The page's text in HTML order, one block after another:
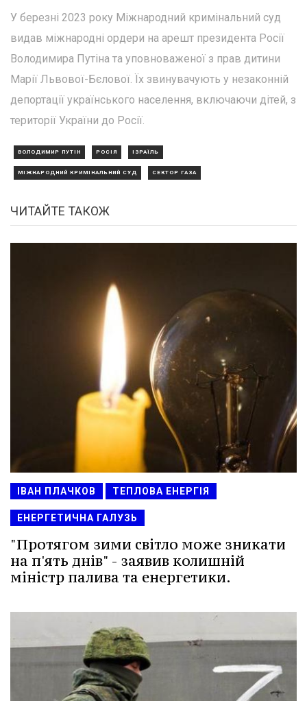
У березні 2023 року Міжнародний кримінальний суд
видав міжнародні ордери на арешт президента Росії
Володимира Путіна та уповноваженої з прав дитини
Марії Львової-Бєлової. Їх звинувачують у незаконній
депортації українського населення, включаючи дітей, з
території України до Росії.
ВОЛОДИМИР ПУТІН РОСІЯ ІЗРАЇЛЬ
МІЖНАРОДНИЙ КРИМІНАЛЬНИЙ СУД СЕКТОР ГАЗА
ЧИТАЙТЕ ТАКОЖ
ІВАН ПЛАЧКОВ ТЕПЛОВА ЕНЕРГІЯ
ЕНЕРГЕТИЧНА ГАЛУЗЬ
"Протягом зими світло може зникати
на п'ять днів" - заявив колишній
міністр палива та енергетики.